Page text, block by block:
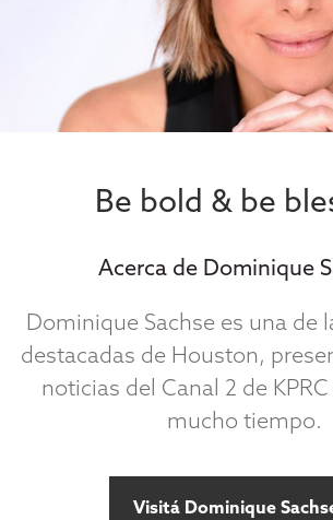
Be bold & be
Acerca de Dominique
Dominique Sachse es una de
destacadas de Houston,
noticias del Canal 2 de
mucho tiempo.
Visitá Dominique